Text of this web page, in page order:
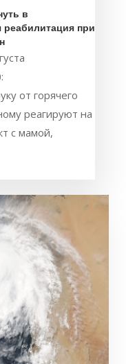
в
при
от горячего
реагируют на
с мамой,